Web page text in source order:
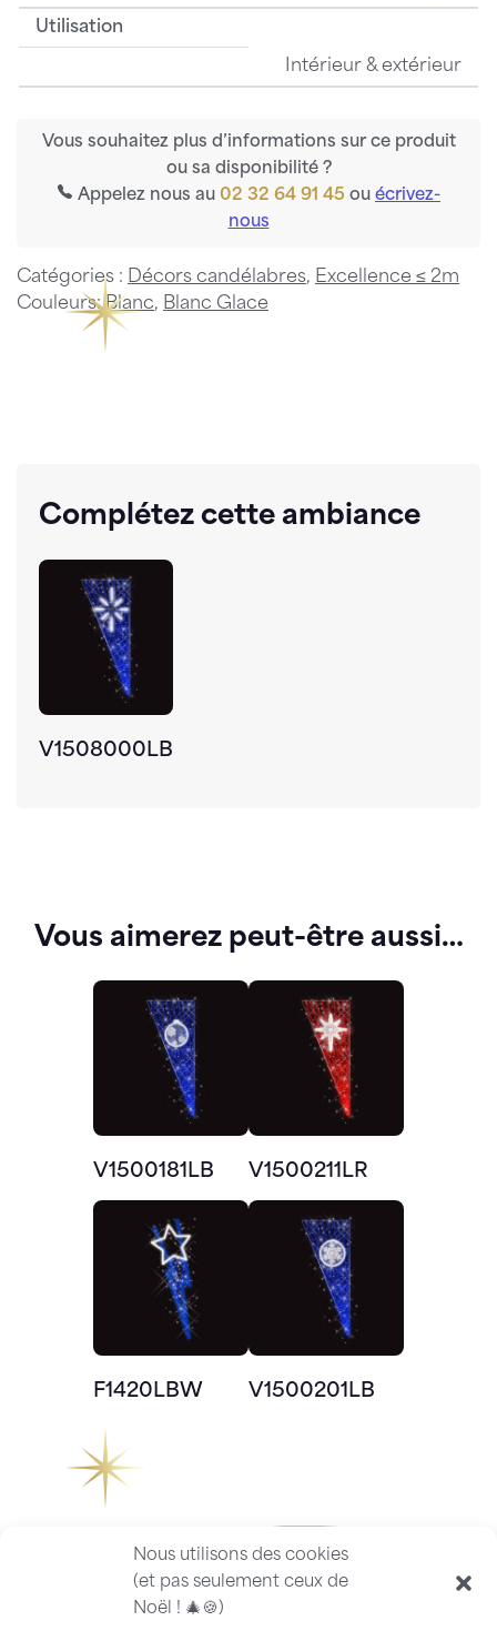
Nous utilisons des cookies
(et pas seulement ceux de
Noël ! 🎄🍪)
Utilisation
Intérieur & extérieur
Vous souhaitez plus d’informations sur ce produit
ou sa disponibilité ?
Appelez nous au 02 32 64 91 45 ou écrivez-
nous
Catégories : Décors candélabres, Excellence ≤ 2m
Couleurs:Blanc, Blanc Glace
Complétez cette ambiance
V1508000LB
Vous aimerez peut-être aussi…
V1500181LB V1500211LR
F1420LBW V1500201LB